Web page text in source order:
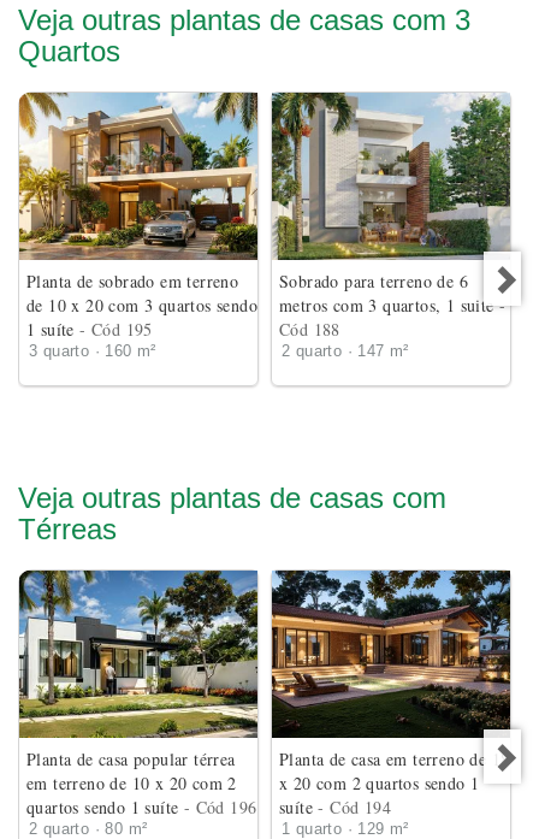
Veja outras plantas de casas com 3
Quartos
Planta de sobrado em terreno
de 10 x 20 com 3 quartos sendo
1 suíte- Cód 195
3 quarto · 160 m²
Sobrado para terreno de 6
metros com 3 quartos, 1 suite-
Cód 188
2 quarto · 147 m²
Veja outras plantas de casas com
Térreas
Planta de casa popular térrea
em terreno de 10 x 20 com 2
quartos sendo 1 suíte - Cód 196
2 quarto · 80 m²
Planta de casa em terreno de 18
x 20 com 2 quartos sendo 1
suíte- Cód 194
1 quarto · 129 m²